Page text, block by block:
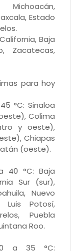
Michoacán,
Estado
Baja
Zacatecas,
para hoy
°C: Sinaloa
Colima
y oeste),
Chiapas
(oeste).
40 °C: Baja
Sur (sur),
Nuevo
Luis Potosí,
Puebla
Roo.
a 35 °C: